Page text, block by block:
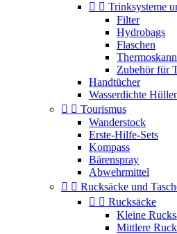
  Trinksysteme
Filter
Hydrobags
Flaschen
Zubehör für
Handtücher
Wasserdichte
  Tourismus
Wanderstock
Erste-Hilfe-Sets
Kompass
Bärenspray
Abwehrmittel
  Rucksäcke und
  Rucksäcke
Kleine
Mittlere